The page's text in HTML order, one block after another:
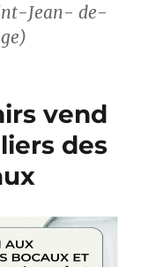
Jean- de-
vend
des